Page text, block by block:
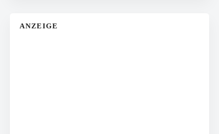
ANZEIGE